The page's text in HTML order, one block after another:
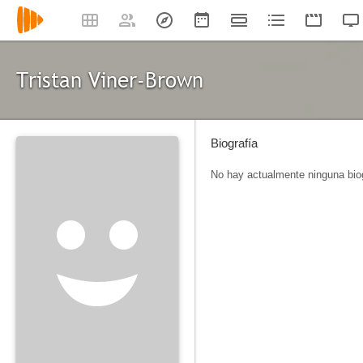
Tristan Viner-Brown
Biografía
No hay actualmente ninguna